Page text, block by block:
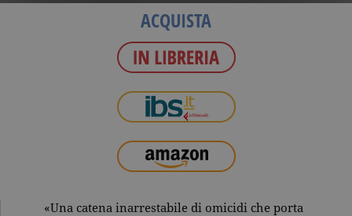
ACQUISTA
«Una catena inarrestabile di omicidi che porta